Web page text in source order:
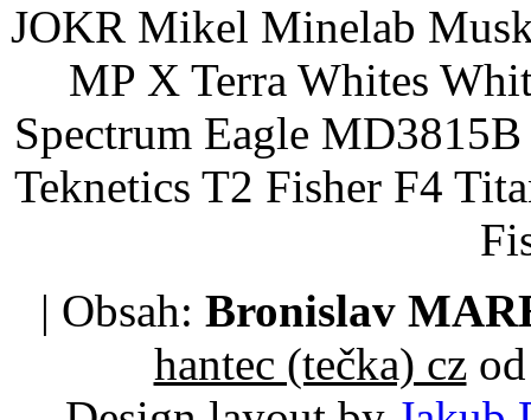
JOKR Mikel Minelab
MP X Terra Whites
Spectrum Eagle
Teknetics T2 Fisher F4
| Obsah: Bronislav
hantec (tečka) czod